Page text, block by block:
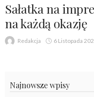
Sałatka na
na każdą okazję
Redakcja 6 Listopada
Najnowsze wpisy